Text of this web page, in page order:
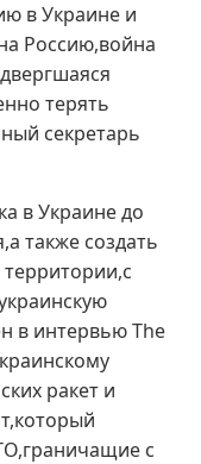
в Украине и
Россию,война
терять
секретарь
в Украине до
также создать
в интервью The
ракет и
с